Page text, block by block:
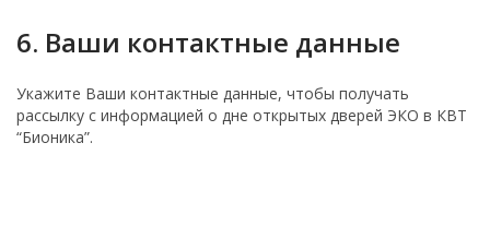
6. Ваши контактные данные
Укажите Ваши контактные данные, чтобы получать
рассылку с информацией о дне открытых дверей ЭКО в КВТ
“Бионика”.